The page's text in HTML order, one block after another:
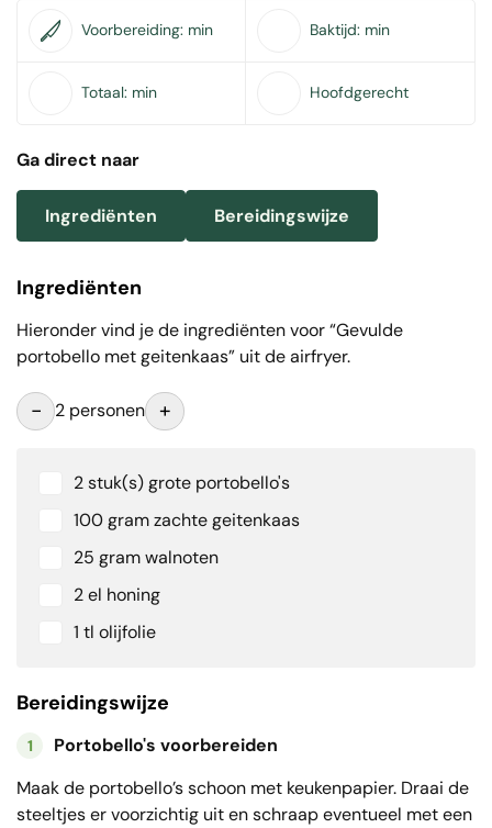
Voorbereiding: min Baktijd: min
Totaal: min Hoofdgerecht
Ga direct naar
Ingrediënten Bereidingswijze
Ingrediënten
Hieronder vind je de ingrediënten voor “Gevulde
portobello met geitenkaas” uit de airfryer.
- 2 personen +
2 stuk(s) grote portobello's
100 gram zachte geitenkaas
25 gram walnoten
2 el honing
1 tl olijfolie
Bereidingswijze
1
Portobello's voorbereiden
Maak de portobello’s schoon met keukenpapier. Draai de
steeltjes er voorzichtig uit en schraap eventueel met een